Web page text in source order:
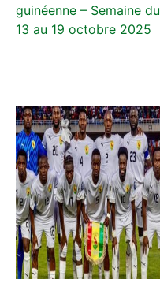
guinéenne – Semaine du
13 au 19 octobre 2025